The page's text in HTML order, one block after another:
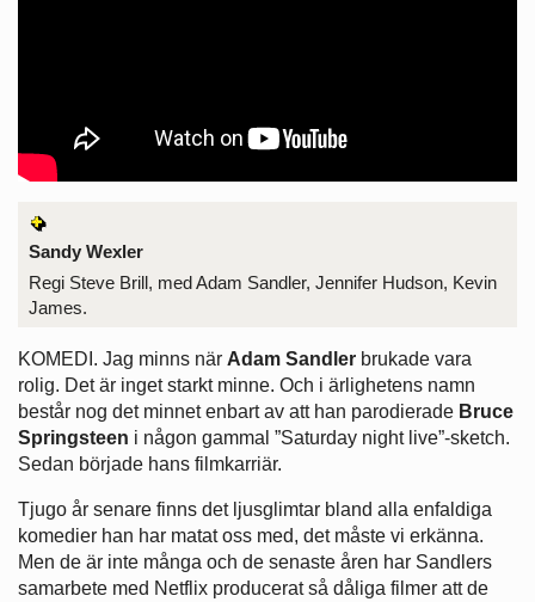
Sandy Wexler
Regi Steve Brill, med Adam Sandler, Jennifer Hudson, Kevin
James.
KOMEDI. Jag minns när Adam Sandler brukade vara
rolig. Det är inget starkt minne. Och i ärlighetens namn
består nog det minnet enbart av att han parodierade Bruce
Springsteen i någon gammal ”Saturday night live”-sketch.
Sedan började hans filmkarriär.
Tjugo år senare finns det ljusglimtar bland alla enfaldiga
komedier han har matat oss med, det måste vi erkänna.
Men de är inte många och de senaste åren har Sandlers
samarbete med Netflix producerat så dåliga filmer att de